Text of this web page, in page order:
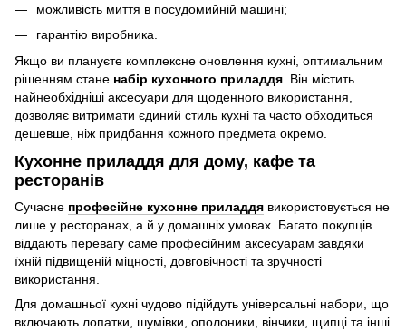
можливість миття в посудомийній машині;
гарантію виробника.
Якщо ви плануєте комплексне оновлення кухні, оптимальним
рішенням стане набір кухонного приладдя . Він містить
найнеобхідніші аксесуари для щоденного використання,
дозволяє витримати єдиний стиль кухні та часто обходиться
дешевше, ніж придбання кожного предмета окремо.
Кухонне приладдя для дому, кафе та
ресторанів
Сучасне професійне кухонне приладдя використовується не
лише у ресторанах, а й у домашніх умовах. Багато покупців
віддають перевагу саме професійним аксесуарам завдяки
їхній підвищеній міцності, довговічності та зручності
використання.
Для домашньої кухні чудово підійдуть універсальні набори, що
включають лопатки, шумівки, ополоники, вінчики, щипці та інші